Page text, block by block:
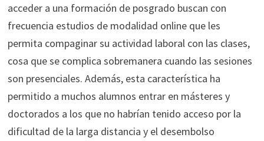
acceder a una formación de posgrado buscan con
frecuencia estudios de modalidad online que les
permita compaginar su actividad laboral con las clases,
cosa que se complica sobremanera cuando las sesiones
son presenciales. Además, esta característica ha
permitido a muchos alumnos entrar en másteres y
doctorados a los que no habrían tenido acceso por la
dificultad de la larga distancia y el desembolso